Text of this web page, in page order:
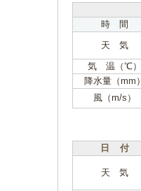
時 間
天 気
気 温（℃）
降水量（mm）
風（m/s）
日 付
天 気